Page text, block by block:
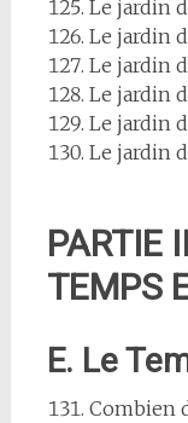
Le jardin
Le jardin
Le jardin
Le jardin
Le jardin
Le jardin
PARTIE
TEMPS
E. Le
Combien